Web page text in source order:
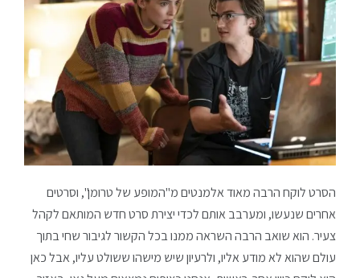
הסרט לוקח הרבה מאוד אלמנטים מ"המופע של טרומן", וסרטים
אחרים שנעשו, ומערבב אותם לכדי יצירת סרט חדש המותאם לקהל
צעיר. הוא שואב הרבה השראה ממנו בכל הקשור לגיבור שחי בתוך
עולם שהוא לא מודע אליו, ולרעיון שיש מישהו ששולט עליו, אבל כאן